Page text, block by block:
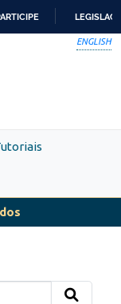
ENGLISH